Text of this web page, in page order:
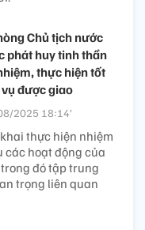
Chủ tịch nước
phát huy tinh thần
thực hiện tốt
được giao
2025 18:14’
thực hiện nhiệm
các hoạt động của
đó tập trung
trọng liên quan